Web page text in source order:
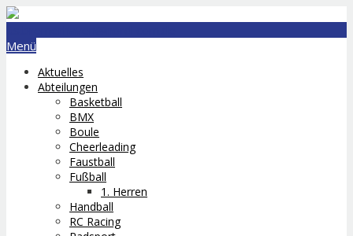
Menü
Aktuelles
Abteilungen
Basketball
BMX
Boule
Cheerleading
Faustball
Fußball
1. Herren
Handball
RC Racing